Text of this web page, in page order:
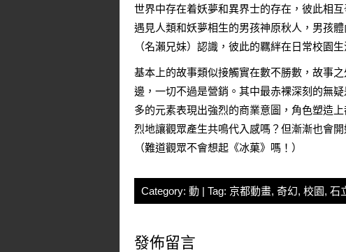
世界中存在着妖夢和異界士的存在，彼此相
遇見人類和妖夢相生的男孩神原秋人，男孩
（名瀨兄妹）認識，彼此的羈絆在日常校園
基本上的故事類似接觸實在數不勝數，故事
邊，一切不過是營銷。其中最赤裸深刻的無
多的元素表現出強烈的商業意圖，角色塑造
烈地讓觀眾產生共鳴代入感嗎？但漸漸也會
（難道觀眾不會想起《冰菓》嗎！）
Category: 動 | Tag: 京都動畫, 奇幻, 校園, 石
發佈留言